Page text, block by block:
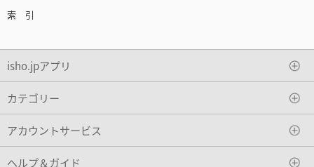
索 引
isho.jpアプリ
カテゴリー
アカウントサービス
ヘルプ＆ガイド